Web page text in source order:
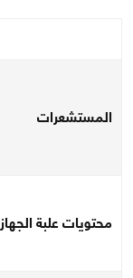
المستشعرات
محتويات علبة الجهاز